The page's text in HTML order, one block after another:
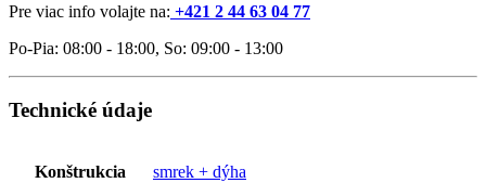
Pre viac info volajte na: +421 2 44 63 04 77
Po-Pia: 08:00 - 18:00, So: 09:00 - 13:00
Technické údaje
Konštrukcia smrek + dýha